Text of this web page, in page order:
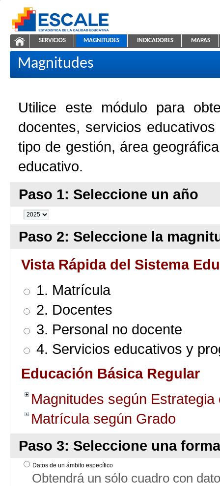
ESCALE - Unidad de Estadística Educativa
Magnitudes de la Educación
NAVEGACIÓN
SERVICIOS MAGNITUDES INDICADORES MAPAS
Magnitudes
Utilice este módulo para
docentes, servicios
tipo de gestión, área
educativo.
Paso 1: Seleccione un año
Paso 2: Seleccione la
Vista Rápida del Sistema
1. Matrícula
2. Docentes
3. Personal no docente
4. Servicios educativos y
Educación Básica Regular
Magnitudes según
Matrícula según Grado
Paso 3: Seleccione una
Datos de un ámbito específico
Obtendrá un sólo cuadro con